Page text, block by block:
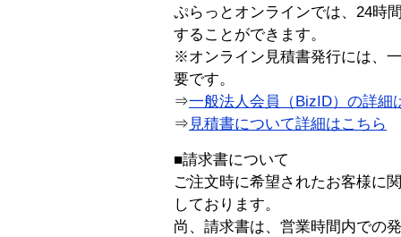
ぷらっとオンラインでは、24時
することができます。
※オンライン見積書発行には、
要です。
⇒一般法人会員（BizID）の詳細
⇒ 見積書について詳細はこちら
■請求書について
ご注文時に希望されたお客様に
しております。
尚、請求書は、営業時間内での